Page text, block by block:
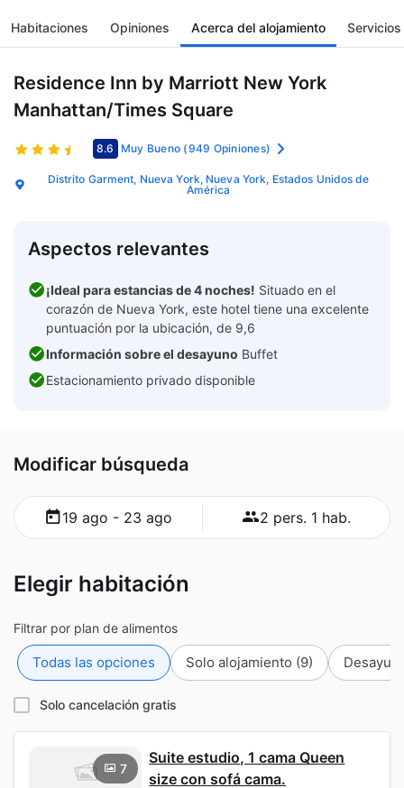
Habitaciones Opiniones Acerca del alojamiento Servicios
Residence Inn by Marriott New York
Manhattan/Times Square
8.6 Muy Bueno (949 Opiniones)
Distrito Garment, Nueva York, Nueva York, Estados Unidos de
América
Aspectos relevantes
¡Ideal para estancias de 4 noches! Situado en el
corazón de Nueva York, este hotel tiene una excelente
puntuación por la ubicación, de 9,6
Información sobre el desayuno Buffet
Estacionamiento privado disponible
Modificar búsqueda
19 ago - 23 ago 2 pers. 1 hab.
Elegir habitación
Filtrar por plan de alimentos
Todas las opciones Solo alojamiento (9)
Solo cancelación gratis
7
Suite estudio, 1 cama Queen
size con sofá cama.